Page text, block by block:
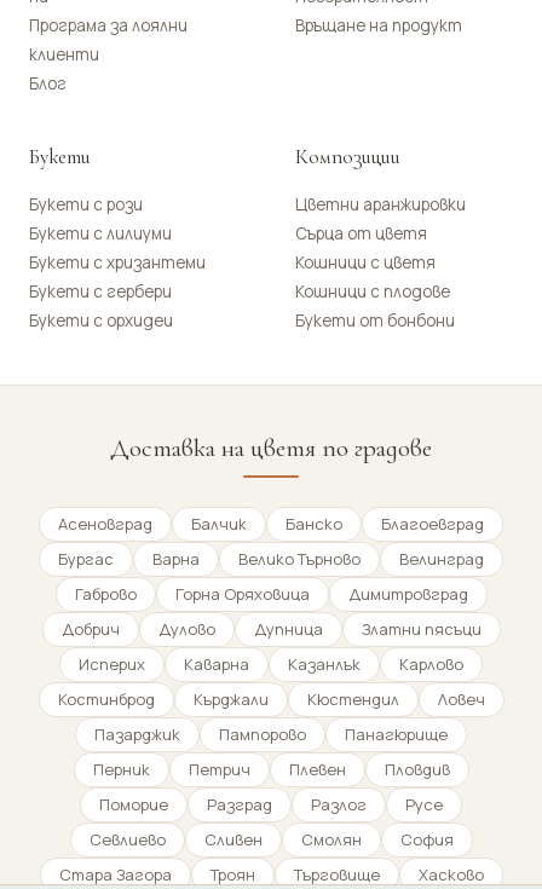
Програма за лоялни
клиенти
Блог
Връщане на продукт
Букети
Букети с рози
Букети с лилиуми
Букети с хризантеми
Букети с гербери
Букети с орхидеи
Композиции
Цветни аранжировки
Сърца от цветя
Кошници с цветя
Кошници с плодове
Букети от бонбони
Доставка на цветя по градове
Асеновград Балчик Банско
Благоевград
Бургас
Варна Велико Търново
Велинград
Габрово
Горна Оряховица
Димитровград
Добрич
Дулово Дупница
Златни пясъци
Исперих
Каварна Казанлък
Карлово
Костинброд
Кърджали Кюстендил
Ловеч
Пазарджик
Пампорово
Панагюрище
Перник
Петрич Плевен
Пловдив
Поморие
Разград Разлог
Русе
Севлиево
Сливен Смолян
София
Стара Загора
Троян Търговище Хасково